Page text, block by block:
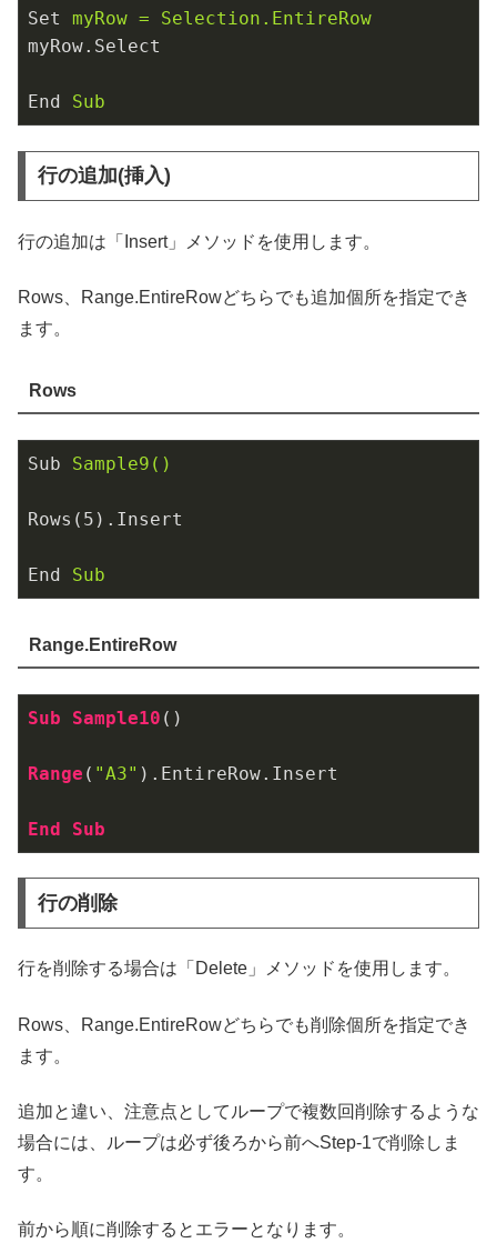
Set
myRow = Selection.EntireRow
myRow.Select
End Sub
行の追加(挿入)
行の追加は「Insert」メソッドを使用します。
Rows、Range.EntireRowどちらでも追加個所を指定でき
ます。
Rows
Sub Sample9()
Rows(5).Insert
End Sub
Range.EntireRow
Sub Sample10 ()
Range ( "A3" ) .EntireRow.Insert
End Sub
行の削除
行を削除する場合は「Delete」メソッドを使用します。
Rows、Range.EntireRowどちらでも削除個所を指定でき
ます。
追加と違い、注意点としてループで複数回削除するような
場合には、ループは必ず後ろから前へStep-1で削除しま
す。
前から順に削除するとエラーとなります。